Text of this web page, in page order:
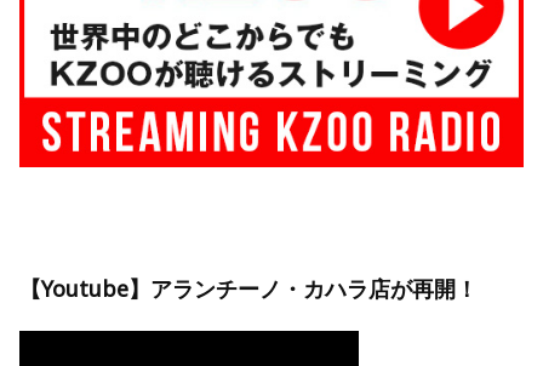
【Youtube】アランチーノ・カハラ店が再開！